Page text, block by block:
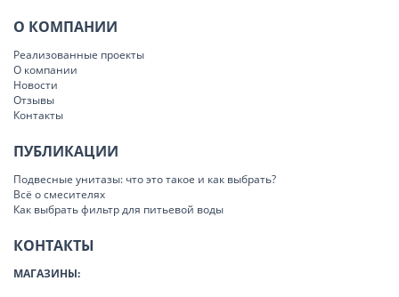
О КОМПАНИИ
Реализованные проекты
О компании
Новости
Отзывы
Контакты
ПУБЛИКАЦИИ
Подвесные унитазы: что это такое и как выбрать?
Всё о смесителях
Как выбрать фильтр для питьевой воды
КОНТАКТЫ
МАГАЗИНЫ: